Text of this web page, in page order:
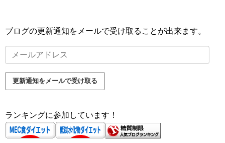
ブログの更新通知をメールで受け取ることが出来ます。
ー
ア
レ
ス
更新通知をメールで受け取る
ランキングに参加しています！